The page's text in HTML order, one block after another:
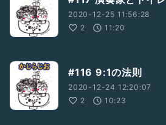
2020-12-25 11:56:28
2
11:20
#116 9:1の法則
2020-12-24 12:20:07
2
10:23